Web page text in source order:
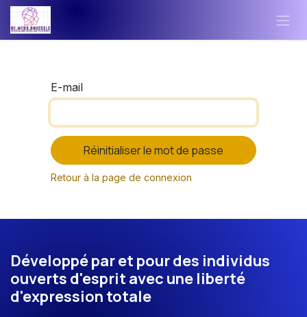
Se rendre au contenu
E-mail
Réinitialiser le mot de passe
Retour à la page de connexion
Développé par et pour des individus
ouverts d'esprit avec une liberté
d'expression totale